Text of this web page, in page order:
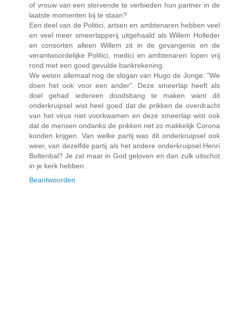
of vrouw van een stervende te verbieden hun partner in de
laatste momenten bij te staan?
Een deel van de Politici, artsen en ambtenaren hebben veel
en veel meer smeerlapperij uitgehaald als Willem Holleder
en consorten alleen Willem zit in de gevangenis en de
verantwoordelijke Politici, medici en ambtenaren lopen vrij
rond met een goed gevulde bankrekening.
We weten allemaal nog de slogan van Hugo de Jonge: "We
doen het ook voor een ander". Deze smeerlap heeft als
doel gehad iedereen doodsbang te maken want dit
onderkruipsel wist heel goed dat de prikken de overdracht
van het virus niet voorkwamen en deze smeerlap wist ook
dat de mensen ondanks de prikken net zo makkelijk Corona
konden krijgen. Van welke partij was dit onderkruipsel ook
weer, van dezelfde partij als het andere onderkruipsel Henri
Boltenbal? Je zal maar in God geloven en dan zulk uitschot
in je kerk hebben.
Beantwoorden